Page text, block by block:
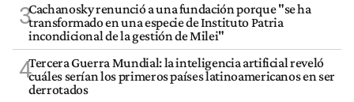
3Cachanosky renunció a una fundación porque "se ha
transformado en una especie de Instituto Patria
incondicional de la gestión de Milei"
4Tercera Guerra Mundial: la inteligencia artificial reveló
cuáles serían los primeros países latinoamericanos en ser
derrotados